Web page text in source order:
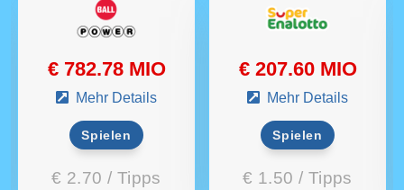
€ 782.78 MIO
Mehr Details
Spielen
€ 2.70 / Tipps
€ 207.60 MIO
Mehr Details
Spielen
€ 1.50 / Tipps